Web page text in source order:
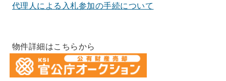
代理人による入札参加の手続について
物件詳細はこちらから